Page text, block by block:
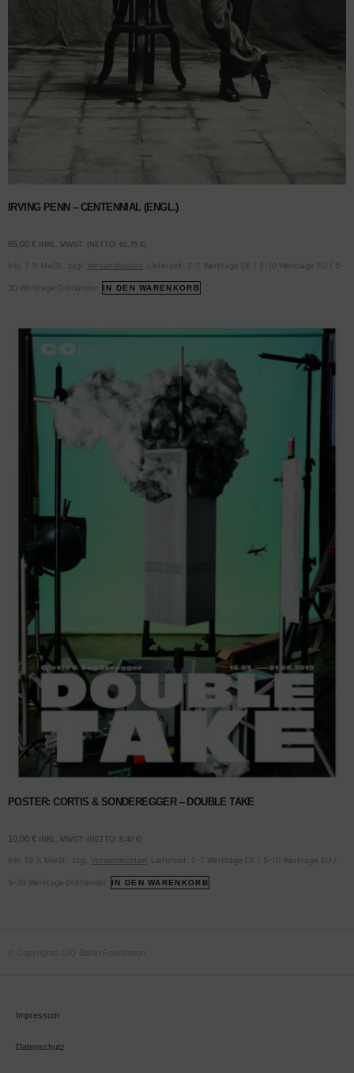
IRVING PENN – CENTENNIAL (ENGL.)
65,00 € INKL. MWST. (NETTO: 60,75 €)
inkl. 7 % MwSt. zzgl. Versandkosten Lieferzeit: 2-7 Werktage DE / 5-10 Werktage EU / 5-
30 Werktage Drittländer IN DEN WARENKORB
POSTER: CORTIS & SONDEREGGER – DOUBLE TAKE
10,00 € INKL. MWST. (NETTO: 8,40 €)
inkl. 19 % MwSt. zzgl. Versandkosten Lieferzeit: 2-7 Werktage DE / 5-10 Werktage EU /
5-30 Werktage Drittländer IN DEN WARENKORB
Impressum
Datenschutz